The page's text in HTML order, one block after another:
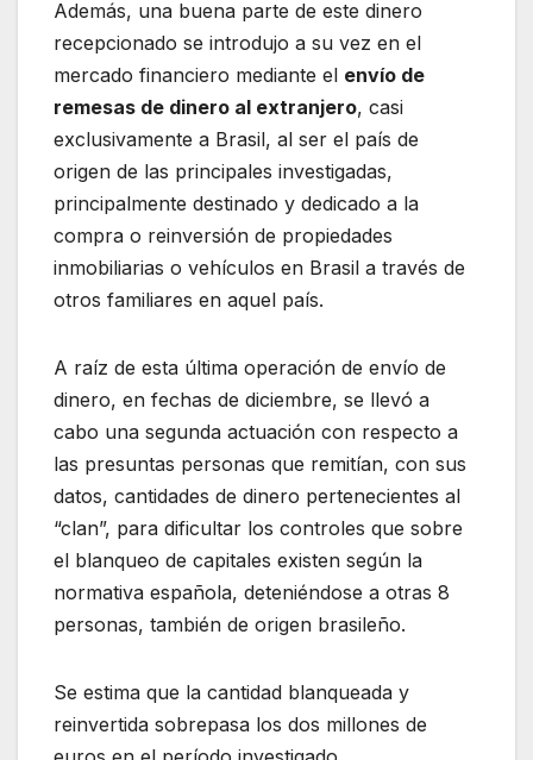
Además, una buena parte de este dinero
recepcionado se introdujo a su vez en el
mercado financiero mediante el envío de
remesas de dinero al extranjero, casi
exclusivamente a Brasil, al ser el país de
origen de las principales investigadas,
principalmente destinado y dedicado a la
compra o reinversión de propiedades
inmobiliarias o vehículos en Brasil a través de
otros familiares en aquel país.
A raíz de esta última operación de envío de
dinero, en fechas de diciembre, se llevó a
cabo una segunda actuación con respecto a
las presuntas personas que remitían, con sus
datos, cantidades de dinero pertenecientes al
“clan”, para dificultar los controles que sobre
el blanqueo de capitales existen según la
normativa española, deteniéndose a otras 8
personas, también de origen brasileño.
Se estima que la cantidad blanqueada y
reinvertida sobrepasa los dos millones de